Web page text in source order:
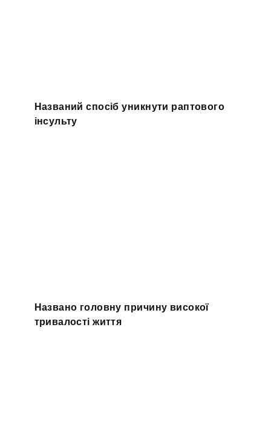
Названий спосіб уникнути раптового
інсульту
Названо головну причину високої
тривалості життя